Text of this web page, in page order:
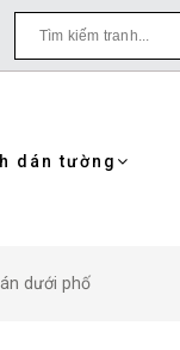
dán tường
dưới phố